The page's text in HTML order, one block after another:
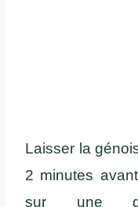
Laisser la
2 minutes
sur une